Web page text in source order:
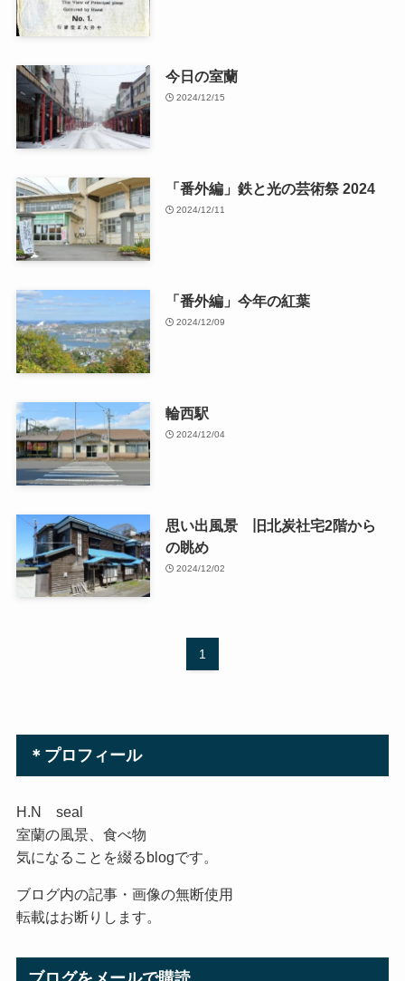
今日の室蘭
2024/12/15
「番外編」鉄と光の芸術祭 2024
2024/12/11
「番外編」今年の紅葉
2024/12/09
輪西駅
2024/12/04
思い出風景 旧北炭社宅2階から
の眺め
2024/12/02
1
＊プロフィール
H.N seal
室蘭の風景、食べ物
気になることを綴るblogです。
ブログ内の記事・画像の無断使用
転載はお断りします。